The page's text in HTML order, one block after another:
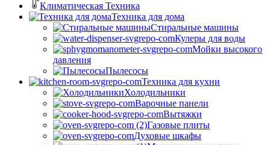
Климатическая Техника
Техника для дома
Стиральные машины
Кулеры для воды
Мойки высокого
давления
Пылесосы
Техника для кухни
Холодильники
Варочные панели
Вытяжки
Газовые плиты
Духовые шкафы